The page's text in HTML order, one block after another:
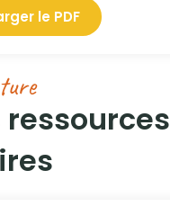
le PDF
ressources